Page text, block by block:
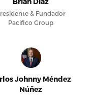
& Fundador
Pacifico Group
Johnny Méndez
Núñez